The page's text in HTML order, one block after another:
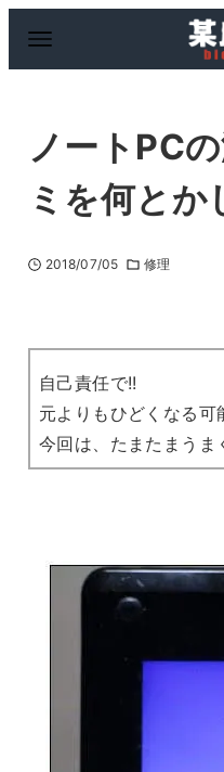
ノートPC
ミを何とか
2018/07/05 修理
自己責任で!!
元よりもひどくなる可
今回は、たまたまうま